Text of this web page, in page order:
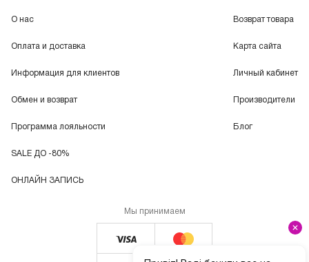
О нас
Оплата и доставка
Информация для клиентов
Обмен и возврат
Программа лояльности
SALE ДО -80%
ОНЛАЙН ЗАПИСЬ
Возврат товара
Карта сайта
Личный кабинет
Производители
Блог
Мы принимаем